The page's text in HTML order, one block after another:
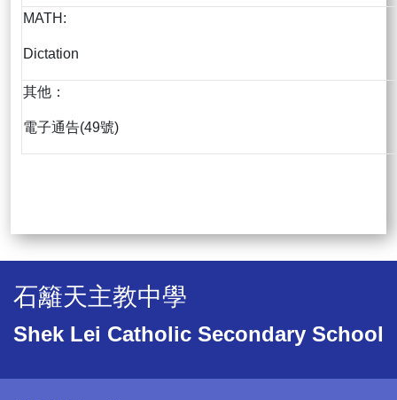
MATH:
Dictation
其他：
電子通告(49號)
石籬天主教中學
Shek Lei Catholic Secondary School